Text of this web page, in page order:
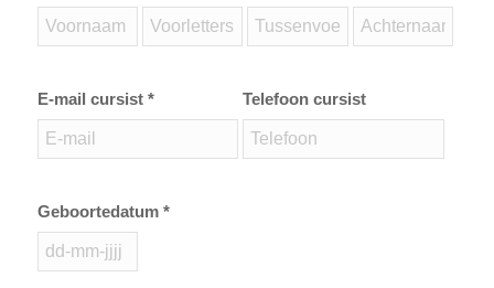
E-mail cursist * Telefoon cursist
Geboortedatum *